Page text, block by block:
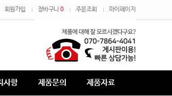
회원가입 장바구니 0 주문조회 마이페이지
사항 제품문의 제품자료